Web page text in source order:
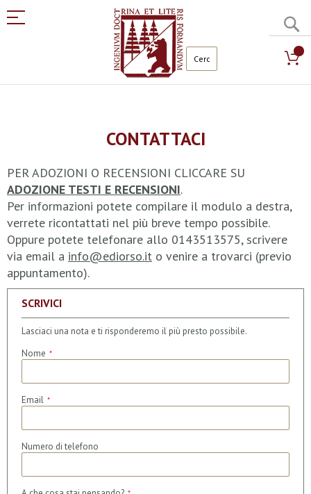
CONTATTACI
PER ADOZIONI O RECENSIONI CLICCARE SU
ADOZIONE TESTI E RECENSIONI.
Per informazioni potete compilare il modulo a destra,
verrete ricontattati nel più breve tempo possibile.
Oppure potete telefonare allo 0143513575, scrivere
via email a info@ediorso.it o venire a trovarci (previo
appuntamento).
SCRIVICI
Lasciaci una nota e ti risponderemo il più presto possibile.
Nome
Email
Numero di telefono